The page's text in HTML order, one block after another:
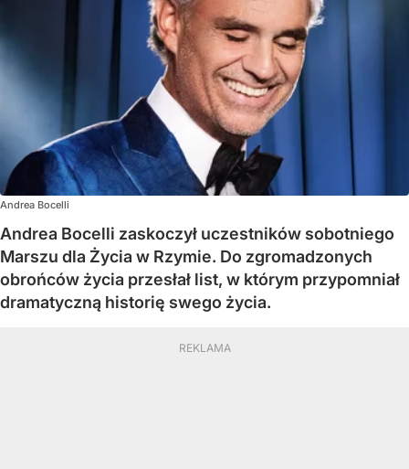
Andrea Bocelli
Andrea Bocelli zaskoczył uczestników sobotniego
Marszu dla Życia w Rzymie. Do zgromadzonych
obrońców życia przesłał list, w którym przypomniał
dramatyczną historię swego życia.